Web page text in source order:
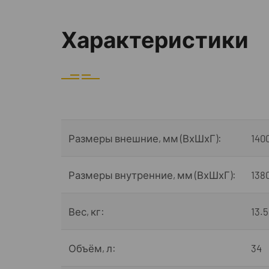
Характеристики
Размеры внешние, мм (ВхШхГ):
Размеры внутренние, мм (ВхШхГ):
Вес, кг: 13.5
Объём, л: 34